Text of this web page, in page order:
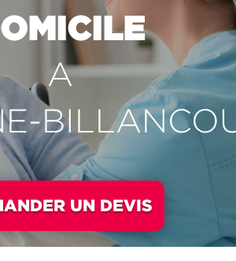
A
UN DEVIS